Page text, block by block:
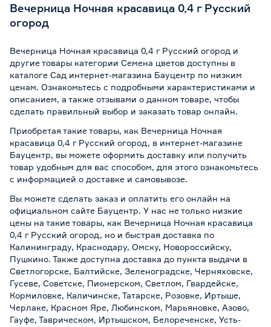
Вечерница Ночная красавица 0,4 г Русский
огород
Вечерница Ночная красавица 0,4 г Русский огород и
другие товары категории Семена цветов доступны в
каталоге Сад интернет-магазина Бауцентр по низким
ценам. Ознакомьтесь с подробными характеристиками и
описанием, а также отзывами о данном товаре, чтобы
сделать правильный выбор и заказать товар онлайн.
Приобретая такие товары, как Вечерница Ночная
красавица 0,4 г Русский огород, в интернет-магазине
Бауцентр, вы можете оформить доставку или получить
товар удобным для вас способом, для этого ознакомьтесь
с информацией о доставке и самовывозе.
Вы можете сделать заказ и оплатить его онлайн на
официальном сайте Бауцентр. У нас не только низкие
цены на такие товары, как Вечерница Ночная красавица
0,4 г Русский огород, но и быстрая доставка по
Калининграду, Краснодару, Омску, Новороссийску,
Пушкино. Также доступна доставка до пункта выдачи в
Светлогорске, Балтийске, Зеленоградске, Черняховске,
Гусеве, Советске, Пионерском, Светлом, Гвардейске,
Кормиловке, Каличинске, Татарске, Розовке, Иртыше,
Черлаке, Красном Яре, Любинском, Марьяновке, Азово,
Гауфе, Таврическом, Иртышском, Белореченске, Усть-